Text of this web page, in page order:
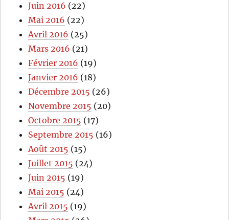
Juin 2016 (22)
Mai 2016 (22)
Avril 2016 (25)
Mars 2016 (21)
Février 2016 (19)
Janvier 2016 (18)
Décembre 2015 (26)
Novembre 2015 (20)
Octobre 2015 (17)
Septembre 2015 (16)
Août 2015 (15)
Juillet 2015 (24)
Juin 2015 (19)
Mai 2015 (24)
Avril 2015 (19)